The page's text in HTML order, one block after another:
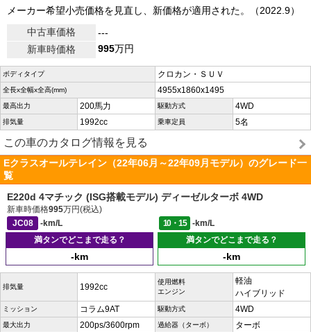
メーカー希望小売価格を見直し、新価格が適用された。（2022.9）
中古車価格
---
新車時価格
995万円
ボディタイプ クロカン・ＳＵＶ
全長x全幅x全高(mm) 4955x1860x1495
最高出力 200馬力 駆動方式 4WD
排気量 1992cc 乗車定員 5名
この車のカタログ情報を見る
Eクラスオールテレイン（22年06月～22年09月モデル）のグレード一
覧
E220d 4マチック (ISG搭載モデル) ディーゼルターボ 4WD
新車時価格995万円(税込)
JC08
-km/L 10・15
-km/L
満タンでどこまで走る？
-km
満タンでどこまで走る？
-km
排気量 1992cc
使用燃料
エンジン
軽油
ハイブリッド
ミッション コラム9AT 駆動方式 4WD
最大出力 200ps/3600rpm 過給器（ターボ） ターボ